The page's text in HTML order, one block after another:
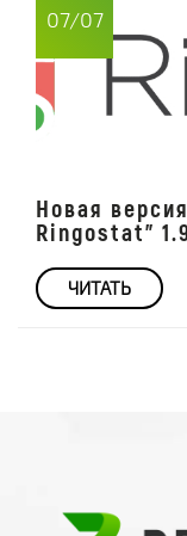
07/07
Новая
Ringostat"
ЧИТАТЬ